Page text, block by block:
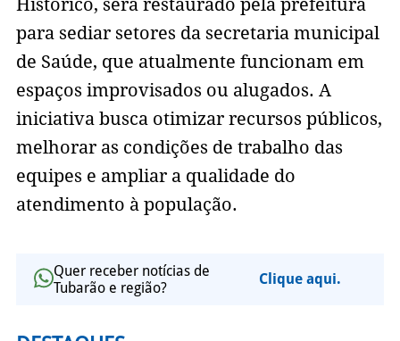
para sediar setores da secretaria municipal
de Saúde, que atualmente funcionam em
espaços improvisados ou alugados. A
iniciativa busca otimizar recursos públicos,
melhorar as condições de trabalho das
equipes e ampliar a qualidade do
atendimento à população.
Quer receber notícias de
Tubarão e região?
Clique aqui.